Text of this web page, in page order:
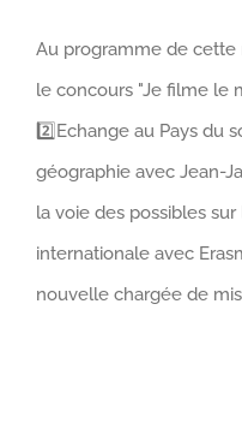
Au programme de cette
le concours "Je filme le
2️⃣Echange au Pays du
géographie avec Jean-
la voie des possibles
internationale avec
nouvelle chargée de